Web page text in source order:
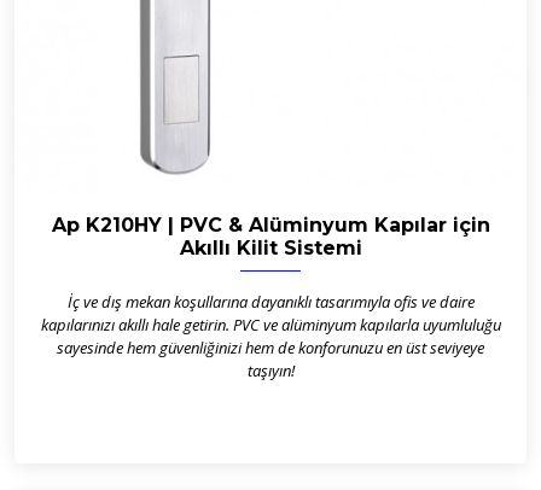
Ap K210HY | PVC & Alüminyum Kapılar için
Akıllı Kilit Sistemi
İç ve dış mekan koşullarına dayanıklı tasarımıyla ofis ve daire
kapılarınızı akıllı hale getirin. PVC ve alüminyum kapılarla uyumluluğu
sayesinde hem güvenliğinizi hem de konforunuzu en üst seviyeye
taşıyın!